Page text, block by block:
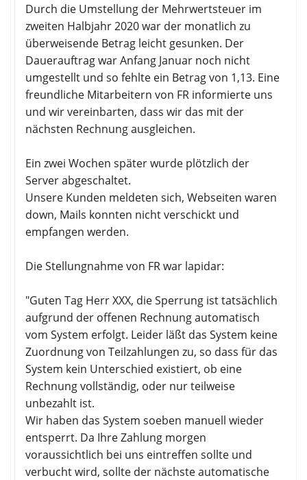
Durch die Umstellung der Mehrwertsteuer im
zweiten Halbjahr 2020 war der monatlich zu
überweisende Betrag leicht gesunken. Der
Dauerauftrag war Anfang Januar noch nicht
umgestellt und so fehlte ein Betrag von 1,13. Eine
freundliche Mitarbeitern von FR informierte uns
und wir vereinbarten, dass wir das mit der
nächsten Rechnung ausgleichen.
Ein zwei Wochen später wurde plötzlich der
Server abgeschaltet.
Unsere Kunden meldeten sich, Webseiten waren
down, Mails konnten nicht verschickt und
empfangen werden.
Die Stellungnahme von FR war lapidar:
"Guten Tag Herr XXX, die Sperrung ist tatsächlich
aufgrund der offenen Rechnung automatisch
vom System erfolgt. Leider läßt das System keine
Zuordnung von Teilzahlungen zu, so dass für das
System kein Unterschied existiert, ob eine
Rechnung vollständig, oder nur teilweise
unbezahlt ist.
Wir haben das System soeben manuell wieder
entsperrt. Da Ihre Zahlung morgen
voraussichtlich bei uns eintreffen sollte und
verbucht wird, sollte der nächste automatische